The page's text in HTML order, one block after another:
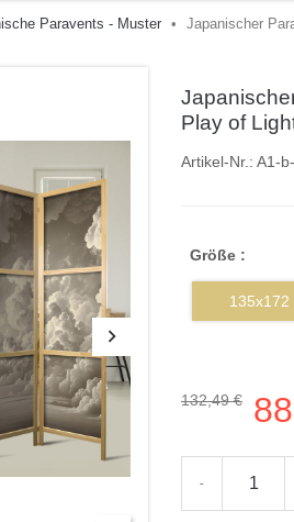
Paravents - Muster Japanischer
Play of
Artikel-Nr.: A1-
Größe :
135x172
132,49 €
-